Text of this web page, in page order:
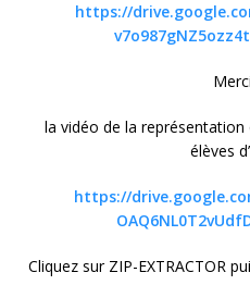
https://
Merci au parent
la vidéo de la représentation
élèves
https://
Cliquez sur ZIP-EXTRACTOR